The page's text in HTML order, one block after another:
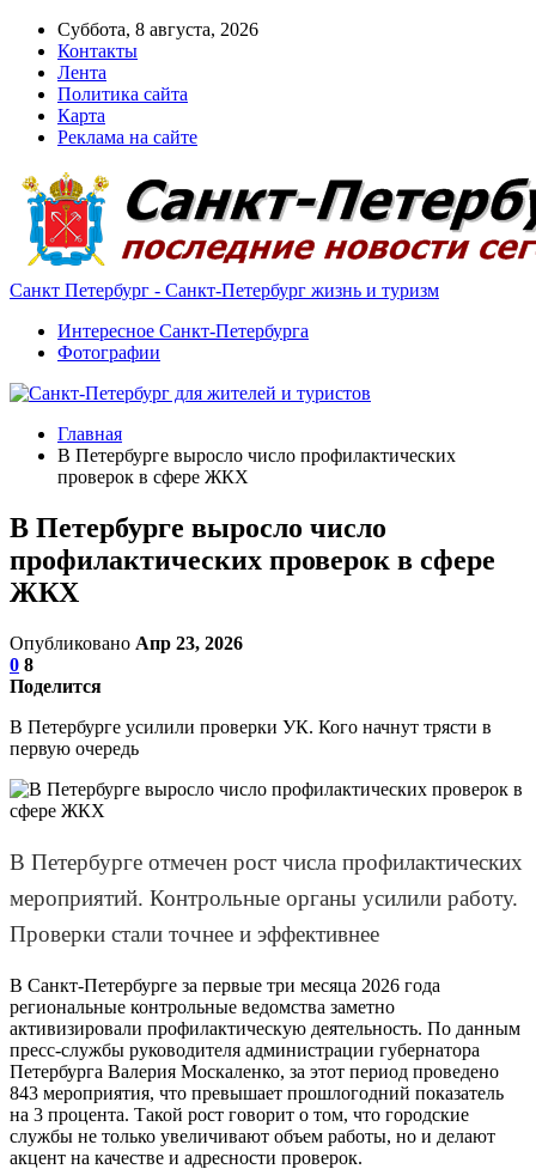
Суббота, 8 августа, 2026
Контакты
Лента
Политика сайта
Карта
Реклама на сайте
Санкт Петербург - Санкт-Петербург жизнь и туризм
Интересное Санкт-Петербурга
Фотографии
Главная
В Петербурге выросло число профилактических
проверок в сфере ЖКХ
В Петербурге выросло число
профилактических проверок в сфере
ЖКХ
Опубликовано Апр 23, 2026
0 8
Поделится
В Петербурге усилили проверки УК. Кого начнут трясти в
первую очередь
В Петербурге отмечен рост числа профилактических
мероприятий. Контрольные органы усилили работу.
Проверки стали точнее и эффективнее
В Санкт-Петербурге за первые три месяца 2026 года
региональные контрольные ведомства заметно
активизировали профилактическую деятельность. По данным
пресс-службы руководителя администрации губернатора
Петербурга Валерия Москаленко, за этот период проведено
843 мероприятия, что превышает прошлогодний показатель
на 3 процента. Такой рост говорит о том, что городские
службы не только увеличивают объем работы, но и делают
акцент на качестве и адресности проверок.